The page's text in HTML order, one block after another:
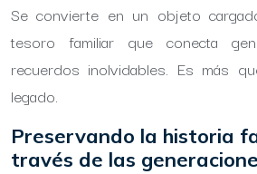
Se convierte en un objeto
tesoro familiar que conecta
recuerdos inolvidables. Es más
legado.
Preservando la historia
través de las